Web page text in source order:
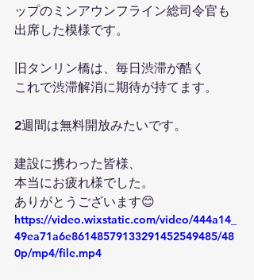
ップのミンアウンフライン総司令官も
出席した模様です。
旧タンリン橋は、毎日渋滞が酷く
これで渋滞解消に期待が持てます。
2週間は無料開放みたいです。
建設に携わった皆様、
本当にお疲れ様でした。
ありがとうございます😊
https://video.wixstatic.com/video/444a14_
49ea71a6e86148579133291452549485/48
0p/mp4/file.mp4